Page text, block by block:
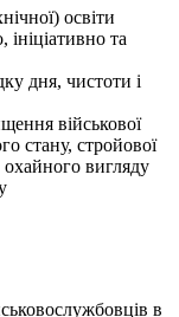
освіти
та
дня, чистоти і
військової
стану, стройової
охайного вигляду
в